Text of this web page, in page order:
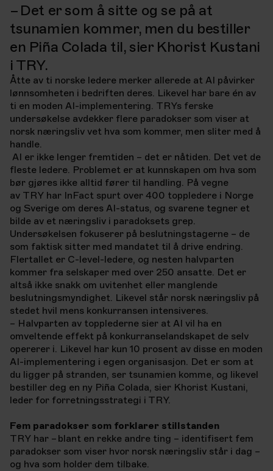
– Det er som å sitte og se på at
tsunamien kommer, men du bestiller
en Piña Colada til, sier Khorist Kustani
i TRY.
Åtte av ti norske ledere merker allerede at AI påvirker
lønnsomheten i bedriften deres. Likevel har bare én av
ti en moden AI-implementering. TRYs ferske
undersøkelse avdekker flere paradokser som viser at
norsk næringsliv vet hva som kommer, men sliter med å
handle.
AI er ikke lenger fremtiden – det er nåtiden. Det vet de
fleste ledere. Problemet er at kunnskapen om hva som
bør gjøres ikke alltid fører til handling. På vegne
av TRY har InFact spurt over 400 toppledere i Norge
og Sverige om deres AI-status, og svarene tegner et
bilde av et næringsliv i paradoksets grep.
Undersøkelsen fokuserer på beslutningstagerne – de
som faktisk sitter med mandatet til å drive endring.
Flertallet er C-level-ledere, og nesten halvparten
kommer fra selskaper med over 250 ansatte. Det er
altså ikke snakk om uvitenhet eller manglende
beslutningsmyndighet. Likevel står norsk næringsliv på
stedet hvil mens konkurransen intensiveres.
– Halvparten av topplederne sier at AI vil ha en
omveltende effekt på konkurranselandskapet de selv
opererer i. Likevel har kun 10 prosent av disse en moden
AI-implementering i egen organisasjon. Det er som at
du ligger på stranden, ser tsunamien komme, og likevel
bestiller deg en ny Piña Colada, sier Khorist Kustani,
leder for forretningsstrategi i TRY.
Fem paradokser som forklarer stillstanden
TRY har – blant en rekke andre ting – identifisert fem
paradokser som viser hvor norsk næringsliv står i dag –
og hva som holder dem tilbake.